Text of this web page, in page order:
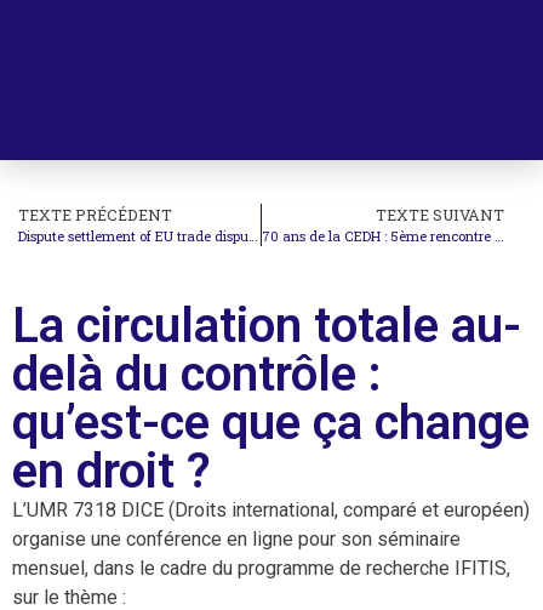
TEXTE PRÉCÉDENT TEXTE SUIVANT
La circulation totale au-
delà du contrôle :
qu’est-ce que ça change
en droit ?
L’UMR 7318 DICE (Droits international, comparé et européen)
organise une conférence en ligne pour son séminaire
mensuel, dans le cadre du programme de recherche IFITIS,
sur le thème :